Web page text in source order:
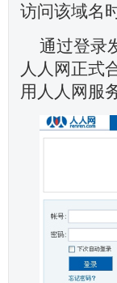
访问该域名
通过登录
人人网正式
用人人网服